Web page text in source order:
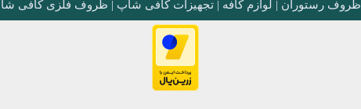
ظروف رستوران | لوازم کافه | تجهیزات کافی شاپ | ظروف فلزی کافی